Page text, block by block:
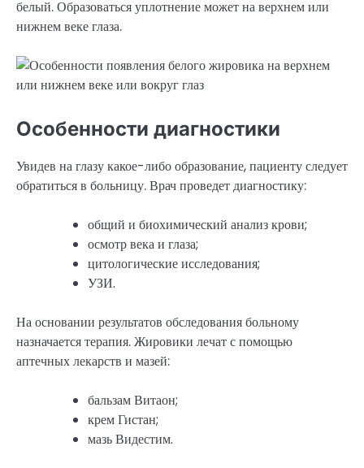
белый. Образоваться уплотнение может на верхнем или
нижнем веке глаза.
Особенности диагностики
Увидев на глазу какое-либо образование, пациенту следует
обратиться в больницу. Врач проведет диагностику:
общий и биохимический анализ крови;
осмотр века и глаза;
цитологические исследования;
УЗИ.
На основании результатов обследования больному
назначается терапия. Жировики лечат с помощью
аптечных лекарств и мазей:
бальзам Витаон;
крем Гистан;
мазь Видестим.